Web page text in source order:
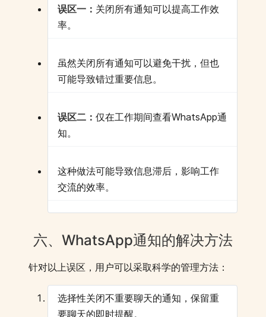
误区一： 关闭所有通知可以提高工作效
率。
虽然关闭所有通知可以避免干扰，但也
可能导致错过重要信息。
误区二： 仅在工作期间查看WhatsApp通
知。
这种做法可能导致信息滞后，影响工作
交流的效率。
六、WhatsApp通知的解决方法
针对以上误区，用户可以采取科学的管理方法：
选择性关闭不重要聊天的通知，保留重
要聊天的即时提醒。